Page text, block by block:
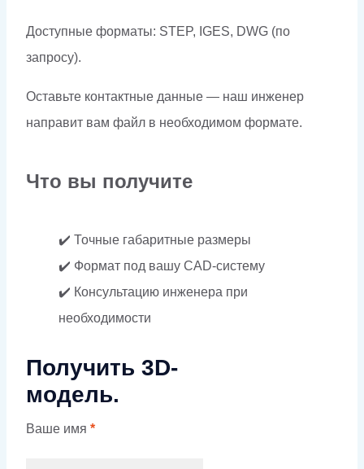
Доступные форматы: STEP, IGES, DWG (по
запросу).
Оставьте контактные данные — наш инженер
направит вам файл в необходимом формате.
Что вы получите
✔️ Точные габаритные размеры
✔️ Формат под вашу CAD-систему
✔️ Консультацию инженера при
необходимости
Получить 3D-
модель.
Ваше имя *